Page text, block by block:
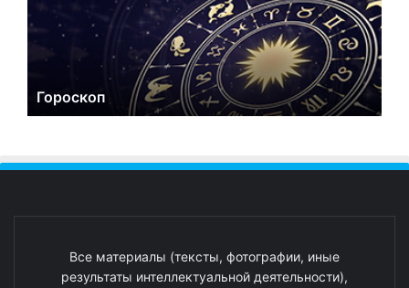
Гороскоп
Все материалы (тексты, фотографии, иные
результаты интеллектуальной деятельности),